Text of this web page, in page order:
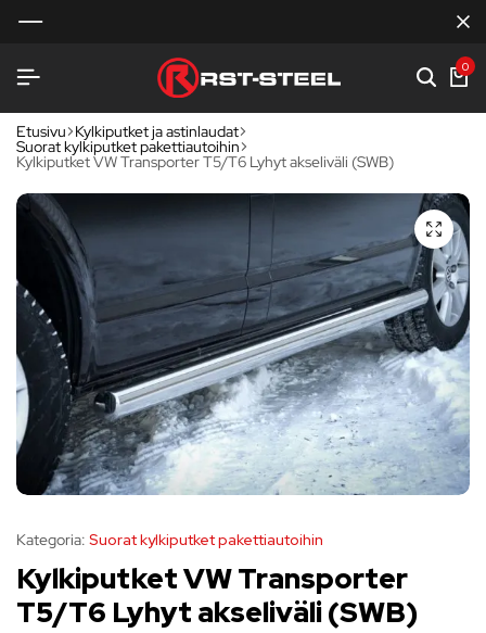
0
Etusivu Kylkiputket ja astinlaudat
Suorat kylkiputket pakettiautoihin
Kylkiputket VW Transporter T5/T6 Lyhyt akseliväli (SWB)
Kategoria: Suorat kylkiputket pakettiautoihin
Kylkiputket VW Transporter
T5/T6 Lyhyt akseliväli (SWB)